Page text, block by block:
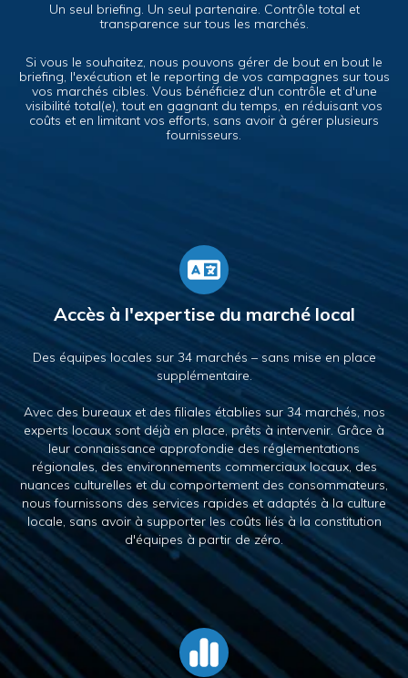
Un seul briefing. Un seul partenaire. Contrôle total et
transparence sur tous les marchés.
Si vous le souhaitez, nous pouvons gérer de bout en bout le
briefing, l'exécution et le reporting de vos campagnes sur tous
vos marchés cibles. Vous bénéficiez d'un contrôle et d'une
visibilité total(e), tout en gagnant du temps, en réduisant vos
coûts et en limitant vos efforts, sans avoir à gérer plusieurs
fournisseurs.
Accès à l'expertise du marché local
Des équipes locales sur 34 marchés – sans mise en place
supplémentaire.
Avec des bureaux et des filiales établies sur 34 marchés, nos
experts locaux sont déjà en place, prêts à intervenir. Grâce à
leur connaissance approfondie des réglementations
régionales, des environnements commerciaux locaux, des
nuances culturelles et du comportement des consommateurs,
nous fournissons des services rapides et adaptés à la culture
locale, sans avoir à supporter les coûts liés à la constitution
d'équipes à partir de zéro.